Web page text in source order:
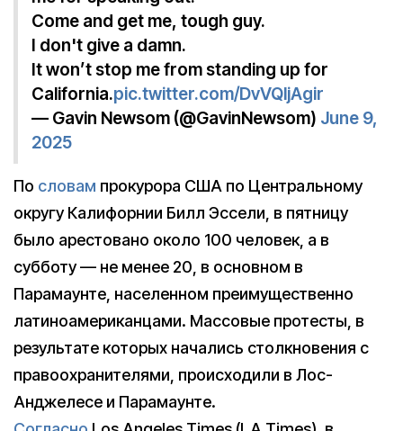
Come and get me, tough guy.
I don't give a damn.
It won’t stop me from standing up for
California.pic.twitter.com/DvVQljAgir
— Gavin Newsom (@GavinNewsom) June 9,
2025
По словам прокурора США по Центральному
округу Калифорнии Билл Эссели, в пятницу
было арестовано около 100 человек, а в
субботу — не менее 20, в основном в
Парамаунте, населенном преимущественно
латиноамериканцами. Массовые протесты, в
результате которых начались столкновения с
правоохранителями, происходили в Лос-
Анджелесе и Парамаунте.